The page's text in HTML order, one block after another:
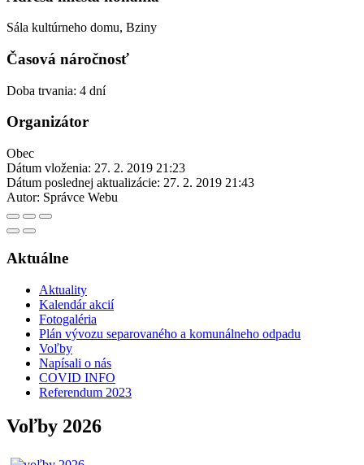
Sála kultúrneho domu, Bziny
Časová náročnosť
Doba trvania: 4 dní
Organizátor
Obec
Dátum vloženia: 27. 2. 2019 21:23
Dátum poslednej aktualizácie: 27. 2. 2019 21:43
Autor: Správce Webu
Aktuálne
Aktuality
Kalendár akcií
Fotogaléria
Plán vývozu separovaného a komunálneho odpadu
Voľby
Napísali o nás
COVID INFO
Referendum 2023
Voľby 2026